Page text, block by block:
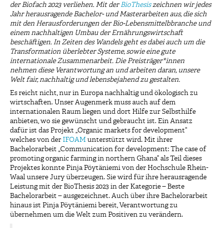
der Biofach 2023 verliehen. Mit derBioThesiszeichnen wir jedes
Jahr herausragende Bachelor- und Masterarbeiten aus, die sich
mit den Herausforderungen der Bio-Lebensmittelbbranche und
einem nachhaltigen Umbau der Ernährungswirtschaft
beschäftigen. In Zeiten des Wandels geht es dabei auch um die
Transformation überlebter Systeme, sowie eine gute
internationale Zusammenarbeit. Die Preisträger*innen
nehmen diese Verantwortung an und arbeiten daran, unsere
Welt fair, nachhaltig und lebensbejahend zu gestalten.
Es reicht nicht, nur in Europa nachhaltig und ökologisch zu
wirtschaften. Unser Augenmerk muss auch auf dem
internationalen Raum liegen und dort Hilfe zur Selbsthilfe
anbieten, wo sie gewünscht und gebraucht ist. Ein Ansatz
dafür ist das Projekt „Organic markets for development“
welches von der IFOAM unterstützt wird. Mit ihrer
Bachelorarbeit „Communication for development: The case of
promoting organic farming in northern Ghana“ als Teil dieses
Projektes konnte Pinja Pöytäniemi von der Hochschule Rhein-
Waal unsere Jury überzeugen. Sie wird für ihre herausragende
Leistung mit der BioThesis 2023 in der Kategorie – Beste
Bachelorarbeit – ausgezeichnet. Auch über ihre Bachelorarbeit
hinaus ist Pinja Pöytäniemi bereit, Verantwortung zu
übernehmen um die Welt zum Positiven zu verändern.